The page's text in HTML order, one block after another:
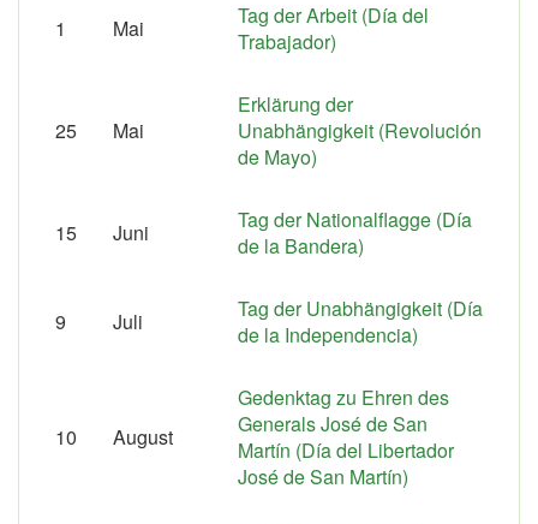
1 Mai
Tag der Arbeit (Día del
Trabajador)
25 Mai
Erklärung der
Unabhängigkeit (Revolución
de Mayo)
15 Juni
Tag der Nationalflagge (Día
de la Bandera)
9 Juli
Tag der Unabhängigkeit (Día
de la Independencia)
10 August
Gedenktag zu Ehren des
Generals José de San
Martín (Día del Libertador
José de San Martín)